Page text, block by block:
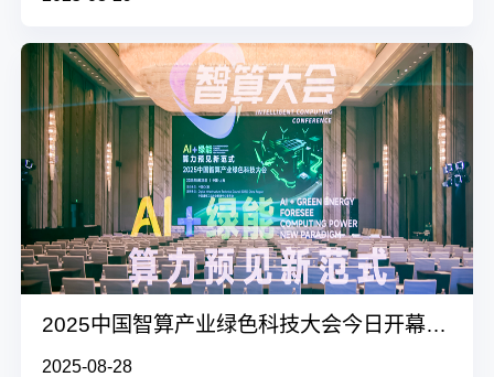
2025中国智算产业绿色科技大会今日开幕，AI与绿能共绘算力新范式
2025-08-28